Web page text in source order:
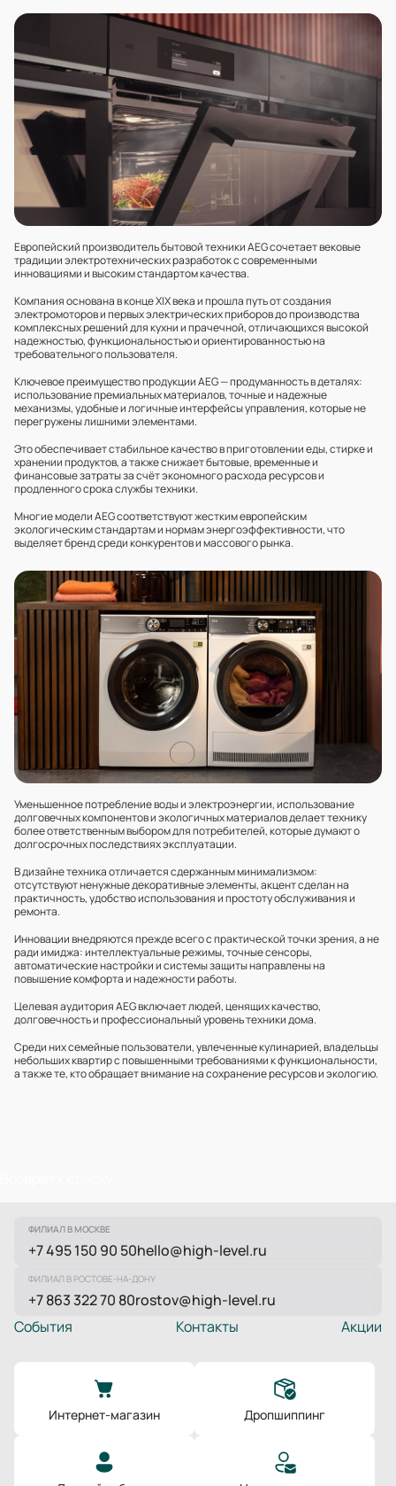
Европейский производитель бытовой техники AEG сочетает вековые
традиции электротехнических разработок с современными
инновациями и высоким стандартом качества.
Компания основана в конце XIX века и прошла путь от создания
электромоторов и первых электрических приборов до производства
комплексных решений для кухни и прачечной, отличающихся высокой
надежностью, функциональностью и ориентированностью на
требовательного пользователя.
Ключевое преимущество продукции AEG — продуманность в деталях:
использование премиальных материалов, точные и надежные
механизмы, удобные и логичные интерфейсы управления, которые не
перегружены лишними элементами.
Это обеспечивает стабильное качество в приготовлении еды, стирке и
хранении продуктов, а также снижает бытовые, временные и
финансовые затраты за счёт экономного расхода ресурсов и
продленного срока службы техники.
Многие модели AEG соответствуют жестким европейским
экологическим стандартам и нормам энергоэффективности, что
выделяет бренд среди конкурентов и массового рынка.
Уменьшенное потребление воды и электроэнергии, использование
долговечных компонентов и экологичных материалов делает технику
более ответственным выбором для потребителей, которые думают о
долгосрочных последствиях эксплуатации.
В дизайне техника отличается сдержанным минимализмом:
отсутствуют ненужные декоративные элементы, акцент сделан на
практичность, удобство использования и простоту обслуживания и
ремонта.
Инновации внедряются прежде всего с практической точки зрения, а не
ради имиджа: интеллектуальные режимы, точные сенсоры,
автоматические настройки и системы защиты направлены на
повышение комфорта и надежности работы.
Целевая аудитория AEG включает людей, ценящих качество,
долговечность и профессиональный уровень техники дома.
Среди них семейные пользователи, увлеченные кулинарией, владельцы
небольших квартир с повышенными требованиями к функциональности,
а также те, кто обращает внимание на сохранение ресурсов и экологию.
ФИЛИАЛ В МОСКВЕ
+7 495 150 90 50hello@high-level.ru
ФИЛИАЛ В РОСТОВЕ-НА-ДОНУ
+7 863 322 70 80rostov@high-level.ru
Акции
События Контакты
Интернет-магазин Дропшиппинг